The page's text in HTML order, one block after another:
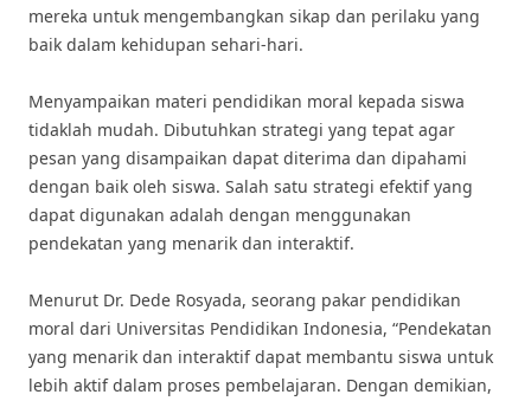
mereka untuk mengembangkan sikap dan perilaku yang
baik dalam kehidupan sehari-hari.
Menyampaikan materi pendidikan moral kepada siswa
tidaklah mudah. Dibutuhkan strategi yang tepat agar
pesan yang disampaikan dapat diterima dan dipahami
dengan baik oleh siswa. Salah satu strategi efektif yang
dapat digunakan adalah dengan menggunakan
pendekatan yang menarik dan interaktif.
Menurut Dr. Dede Rosyada, seorang pakar pendidikan
moral dari Universitas Pendidikan Indonesia, “Pendekatan
yang menarik dan interaktif dapat membantu siswa untuk
lebih aktif dalam proses pembelajaran. Dengan demikian,